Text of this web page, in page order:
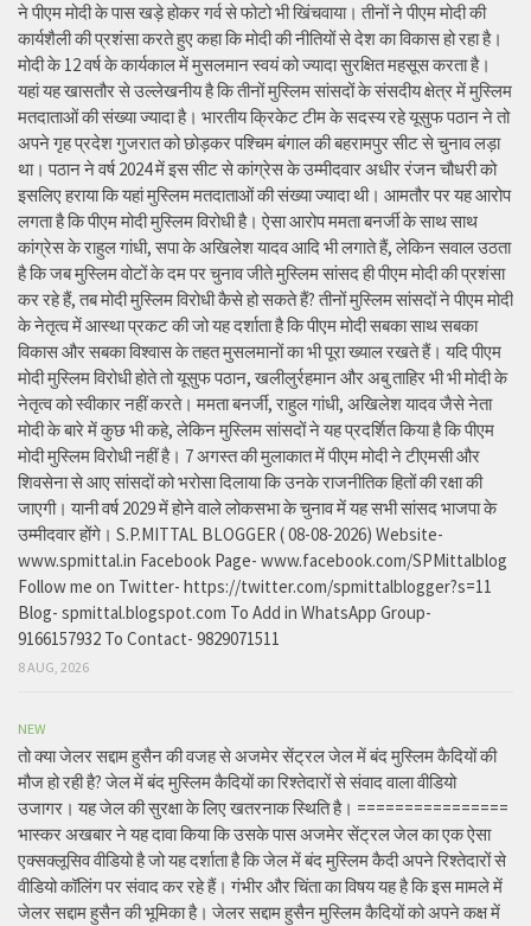
ने पीएम मोदी के पास खड़े होकर गर्व से फोटो भी खिंचवाया। तीनों ने पीएम मोदी की
कार्यशैली की प्रशंसा करते हुए कहा कि मोदी की नीतियों से देश का विकास हो रहा है।
मोदी के 12 वर्ष के कार्यकाल में मुसलमान स्वयं को ज्यादा सुरक्षित महसूस करता है।
यहां यह खासतौर से उल्लेखनीय है कि तीनों मुस्लिम सांसदों के संसदीय क्षेत्र में मुस्लिम
मतदाताओं की संख्या ज्यादा है। भारतीय क्रिकेट टीम के सदस्य रहे यूसुफ पठान ने तो
अपने गृह प्रदेश गुजरात को छोड़कर पश्चिम बंगाल की बहरामपुर सीट से चुनाव लड़ा
था। पठान ने वर्ष 2024 में इस सीट से कांग्रेस के उम्मीदवार अधीर रंजन चौधरी को
इसलिए हराया कि यहां मुस्लिम मतदाताओं की संख्या ज्यादा थी। आमतौर पर यह आरोप
लगता है कि पीएम मोदी मुस्लिम विरोधी है। ऐसा आरोप ममता बनर्जी के साथ साथ
कांग्रेस के राहुल गांधी, सपा के अखिलेश यादव आदि भी लगाते हैं, लेकिन सवाल उठता
है कि जब मुस्लिम वोटों के दम पर चुनाव जीते मुस्लिम सांसद ही पीएम मोदी की प्रशंसा
कर रहे हैं, तब मोदी मुस्लिम विरोधी कैसे हो सकते हैं? तीनों मुस्लिम सांसदों ने पीएम मोदी
के नेतृत्व में आस्था प्रकट की जो यह दर्शाता है कि पीएम मोदी सबका साथ सबका
विकास और सबका विश्वास के तहत मुसलमानों का भी पूरा ख्याल रखते हैं। यदि पीएम
मोदी मुस्लिम विरोधी होते तो यूसुफ पठान, खलीलुर्रहमान और अबु ताहिर भी भी मोदी के
नेतृत्व को स्वीकार नहीं करते। ममता बनर्जी, राहुल गांधी, अखिलेश यादव जैसे नेता
मोदी के बारे में कुछ भी कहे, लेकिन मुस्लिम सांसदों ने यह प्रदर्शित किया है कि पीएम
मोदी मुस्लिम विरोधी नहीं है। 7 अगस्त की मुलाकात में पीएम मोदी ने टीएमसी और
शिवसेना से आए सांसदों को भरोसा दिलाया कि उनके राजनीतिक हितों की रक्षा की
जाएगी। यानी वर्ष 2029 में होने वाले लोकसभा के चुनाव में यह सभी सांसद भाजपा के
उम्मीदवार होंगे। S.P.MITTAL BLOGGER ( 08-08-2026) Website-
www.spmittal.in Facebook Page- www.facebook.com/SPMittalblog
Follow me on Twitter- https://twitter.com/spmittalblogger?s=11
Blog- spmittal.blogspot.com To Add in WhatsApp Group-
9166157932 To Contact- 9829071511
8 AUG, 2026
NEW
तो क्या जेलर सद्दाम हुसैन की वजह से अजमेर सेंट्रल जेल में बंद मुस्लिम कैदियों की
मौज हो रही है? जेल में बंद मुस्लिम कैदियों का रिश्तेदारों से संवाद वाला वीडियो
उजागर। यह जेल की सुरक्षा के लिए खतरनाक स्थिति है। ================
भास्कर अखबार ने यह दावा किया कि उसके पास अजमेर सेंट्रल जेल का एक ऐसा
एक्सक्लूसिव वीडियो है जो यह दर्शाता है कि जेल में बंद मुस्लिम कैदी अपने रिश्तेदारों से
वीडियो कॉलिंग पर संवाद कर रहे हैं। गंभीर और चिंता का विषय यह है कि इस मामले में
जेलर सद्दाम हुसैन की भूमिका है। जेलर सद्दाम हुसैन मुस्लिम कैदियों को अपने कक्ष में